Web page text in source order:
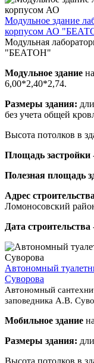
Модульное здание
корпусом АО
Модульная
"БЕАТОН"
Модульное здание
6,00*2,40*2,74.
Размеры здания:
без учета общей
Высота потолков в
Площадь застройки
Полезная площадь
Адрес строительства
Ломоносовский
Дата строительства
Автономный
Суворова
Автономный
заповедника А.В.
Мобильное здание
Размеры здания:
Высота потолков в